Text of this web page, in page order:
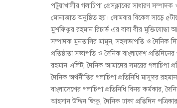
পটুয়াখালীর গলাচিপা প্রেসক্লাবের সাধারণ
মোনাজাত অনুষ্ঠিত হয়। সোমবার বিকেল সাড়ে
মুুশফিকুর রহমান রিচার্ড এর বাবা বীর মুক্তিযোদ্ধা
সম্পাদক মুনতাসির মামুন, সহসভাপতি ও দৈনিক
প্রতিষ্ঠাতা সভাপতি ও দৈনিক বাংলাদেশ
রহমান এলিট, দৈনিক আমাদের সময়ের গলাচিপা
দৈনিক অর্থনীতির গলাচিপা প্রতিনিধি মাসুদর
বাংলাদেশের গলাচিপা প্রতিনিধি বিনয় কর্মকার,
আহসান উদ্দিন জিকু, দৈনিক ঢাকা প্রতিদিন